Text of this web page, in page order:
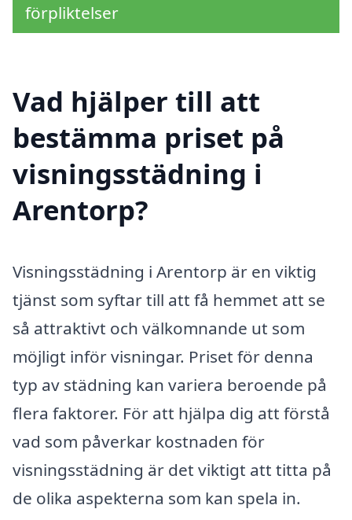
förpliktelser
Vad hjälper till att
bestämma priset på
visningsstädning i
Arentorp?
Visningsstädning i Arentorp är en viktig
tjänst som syftar till att få hemmet att se
så attraktivt och välkomnande ut som
möjligt inför visningar. Priset för denna
typ av städning kan variera beroende på
flera faktorer. För att hjälpa dig att förstå
vad som påverkar kostnaden för
visningsstädning är det viktigt att titta på
de olika aspekterna som kan spela in.